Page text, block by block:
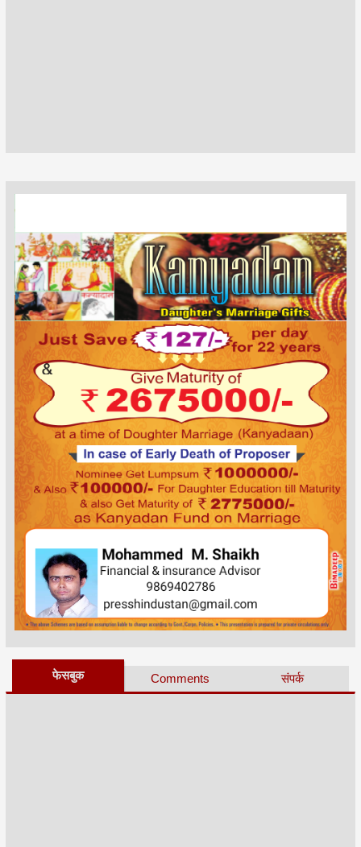
फेसबुक Comments संपर्क